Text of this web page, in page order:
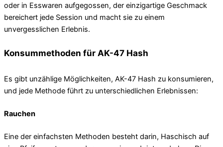
oder in Esswaren aufgegossen, der einzigartige Geschmack
bereichert jede Session und macht sie zu einem
unvergesslichen Erlebnis.
Konsummethoden für AK-47 Hash
Es gibt unzählige Möglichkeiten, AK-47 Hash zu konsumieren,
und jede Methode führt zu unterschiedlichen Erlebnissen:
Rauchen
Eine der einfachsten Methoden besteht darin, Haschisch auf